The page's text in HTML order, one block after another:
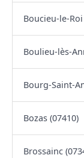
Boucieu-le-Roi
Boulieu-lès-
Bourg-Saint-
Bozas (07410)
Brossainc